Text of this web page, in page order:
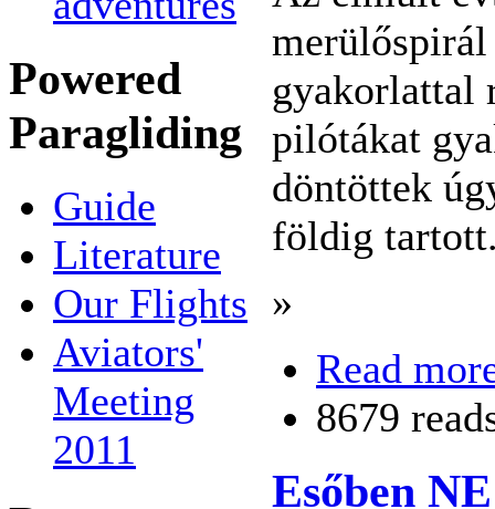
Powered
Paragliding
Guide
Literature
Our Flights
Aviators'
Meeting
2011
merülőspirál
gyakorlattal
pilótákat
döntöttek
földig
»
Read
8679
Esőben